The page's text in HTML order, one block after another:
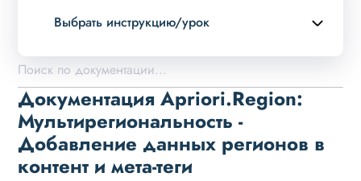
Выбрать инструкцию/урок
Описание курса
Возможности
Вопросы перед покупкой
Установка решения
Настройка на хостинге
Документация Apriori.Region:
Мультирегиональность -
Добавление данных регионов в
контент и мета-теги